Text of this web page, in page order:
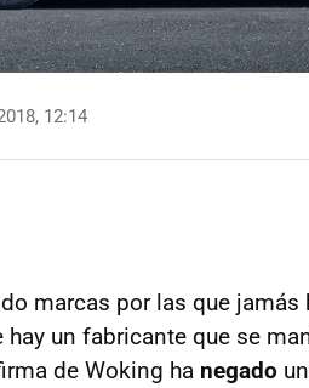
12:14
marcas por las que jamás
hay un fabricante que se
de Woking ha negado